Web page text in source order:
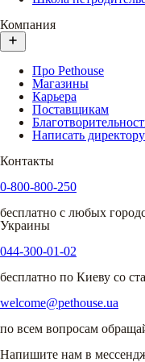
Компания
Про Pethouse
Магазины
Карьера
Поставщикам
Написать директору
Контакты
0-800-800-250
бесплатно с любых
Украины
044-300-01-02
бесплатно по Киеву со
welcome@pethouse.ua
по всем вопросам
Напишите нам в